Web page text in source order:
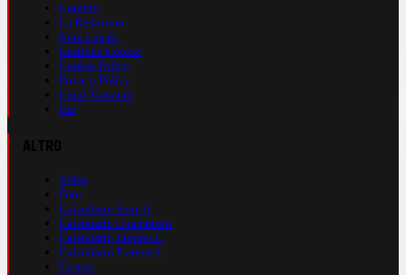
Contatti
La Redazione
Nota Legale
Gestione Cookie
Cookie Policy
Privacy Policy
Cond. Generali
Faq
Video
Foto
Calendario Serie A
Calendario Champions
Calendario Europa L.
Calendario Premier L.
Casinò